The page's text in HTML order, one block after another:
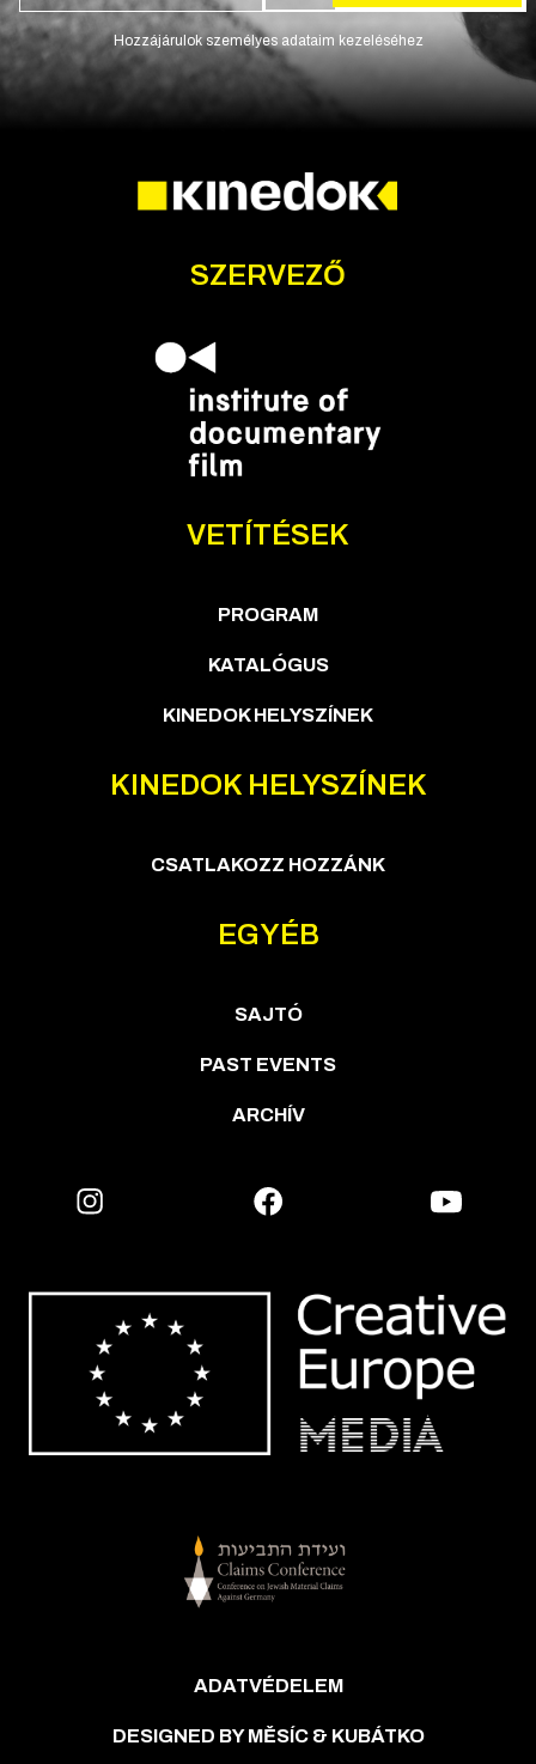
Hozzájárulok személyes adataim kezeléséhez
SZERVEZŐ
VETÍTÉSEK
PROGRAM
KATALÓGUS
KINEDOK HELYSZÍNEK
KINEDOK HELYSZÍNEK
CSATLAKOZZ HOZZÁNK
EGYÉB
SAJTÓ
PAST EVENTS
ARCHÍV
ADATVÉDELEM
DESIGNED BY MĚSÍC & KUBÁTKO